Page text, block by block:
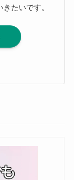
たいです。